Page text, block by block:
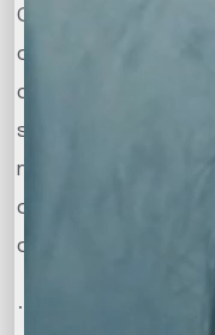
Geografiche è
competenze
diverse aree della
studenti ad
relative
competenze
corso, possiamo
· Conoscenza